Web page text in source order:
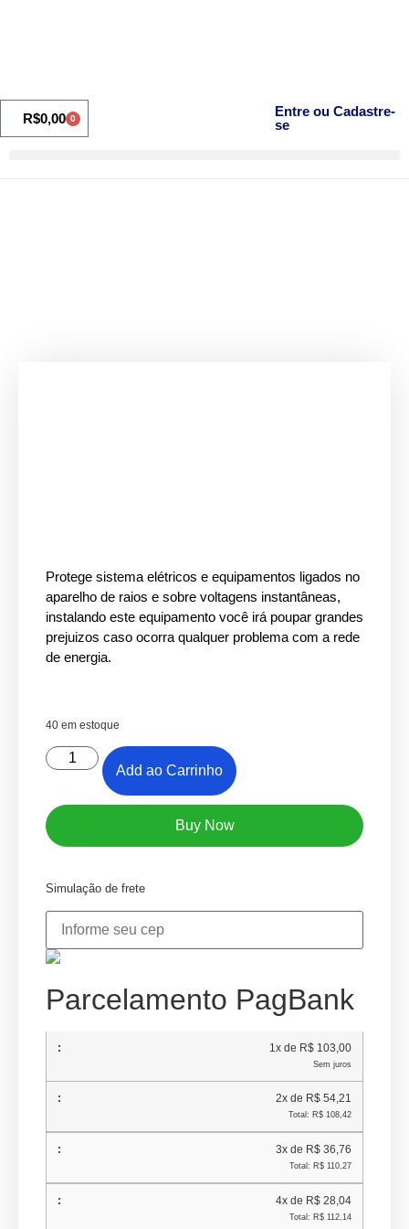
R$0,00 0
Entre ou Cadastre-
se
Protege sistema elétricos e equipamentos ligados no
aparelho de raios e sobre voltagens instantâneas,
instalando este equipamento você irá poupar grandes
prejuizos caso ocorra qualquer problema com a rede
de energia.
40 em estoque
Add ao Carrinho
Buy Now
Simulação de frete
Parcelamento PagBank
1x de R$ 103,00
Sem juros
2x de R$ 54,21
Total: R$ 108,42
3x de R$ 36,76
Total: R$ 110,27
4x de R$ 28,04
Total: R$ 112,14